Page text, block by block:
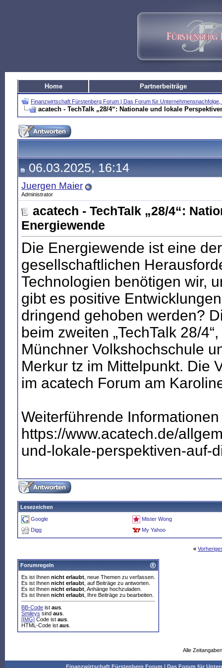
Home Partnerbeiträge
Finanzwirtschaft Fürstenberg Forum | Das Forum für
acatech - TechTalk „28/4“: Nationale und lokale
06.03.2025, 16:14
Juergen Maier
Administrator
acatech - TechTalk „28/4“:
Energiewende
Die Energiewende ist eine
gesellschaftlichen
Technologien benötigen wir,
gibt es positive
dringend gehoben werden?
beim zweiten „TechTalk 28/
Münchner Volkshochschule
Merkur tz im Mittelpunkt. Die
im acatech Forum am
Weiterführende Informationen
https://www.acatech.de/
und-lokale-perspektiven-auf-
Lesezeichen
Google
Mister Wong
Digg
My Yahoo
«
Forumregeln
Es ist Ihnen nicht erlaubt , neue Themen zu verfassen.
Es ist Ihnen nicht erlaubt , auf Beiträge zu antworten.
Es ist Ihnen nicht erlaubt , Anhänge hochzuladen.
Es ist Ihnen nicht erlaubt , Ihre Beiträge zu bearbeiten.
BB-Code ist aus
Smileys sind aus
[IMG] Code ist aus
HTML-Code ist aus
Alle
Finanzwirtschaft Fürstenberg Forum | Das Forum für